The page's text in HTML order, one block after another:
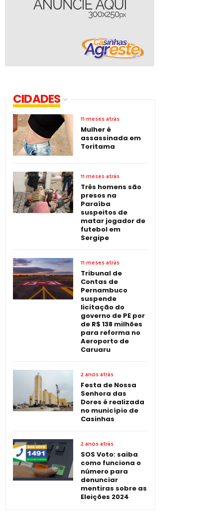
CIDADES
11 meses atrás
Mulher é
assassinada em
Toritama
11 meses atrás
Três homens são
presos na
Paraíba
suspeitos de
matar jogador de
futebol em
Sergipe
11 meses atrás
Tribunal de
Contas de
Pernambuco
suspende
licitação do
governo de PE por
de R$ 138 milhões
para reforma no
Aeroporto de
Caruaru
2 anos atrás
Festa de Nossa
Senhora das
Dores é realizada
no município de
Casinhas
2 anos atrás
SOS Voto: saiba
como funciona o
número para
denunciar
mentiras sobre as
Eleições 2024